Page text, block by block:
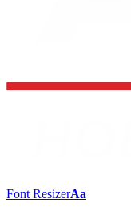
Font ResizerAa